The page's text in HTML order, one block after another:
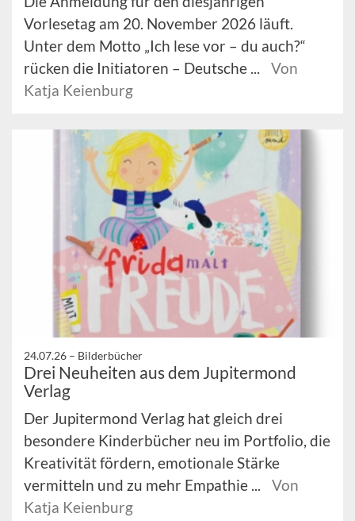
Vorlesetag am 20. November 2026 läuft.
Unter dem Motto „Ich lese vor – du auch?“
rücken die Initiatoren – Deutsche ...
Von
Katja Keienburg
24.07.26 – Bilderbücher
Drei Neuheiten aus dem Jupitermond
Verlag
Der Jupitermond Verlag hat gleich drei
besondere Kinderbücher neu im Portfolio, die
Kreativität fördern, emotionale Stärke
vermitteln und zu mehr Empathie ...
Von
Katja Keienburg